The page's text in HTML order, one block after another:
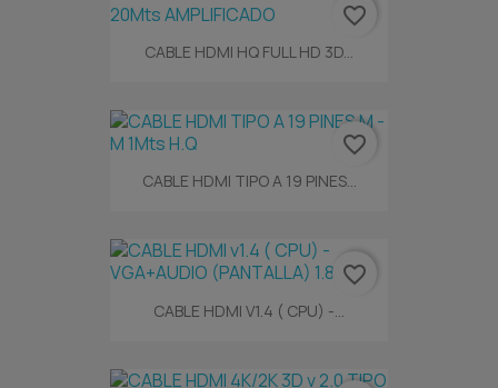
CABLE HDMI HQ FULL HD 3D...
favorite_border
CABLE HDMI TIPO A 19 PINES...
favorite_border
CABLE HDMI V1.4 ( CPU) -...
favorite_border